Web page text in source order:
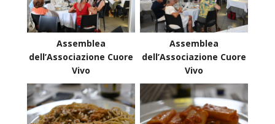
Assemblea
dell’Associazione Cuore
Vivo
Assemblea
dell’Associazione Cuore
Vivo